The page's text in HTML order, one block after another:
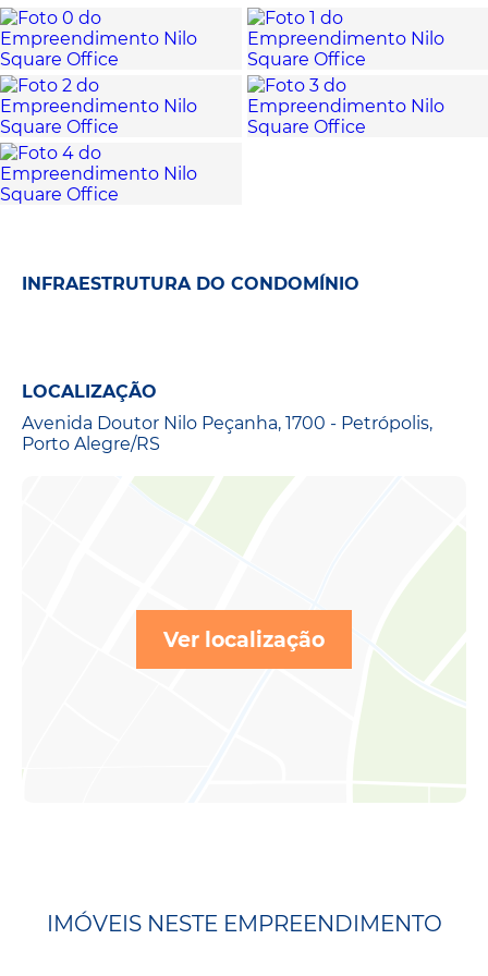
INFRAESTRUTURA DO CONDOMÍNIO
LOCALIZAÇÃO
Avenida Doutor Nilo Peçanha, 1700 - Petrópolis,
Porto Alegre/RS
Ver localização
IMÓVEIS NESTE EMPREENDIMENTO